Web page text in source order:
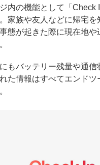
内の機能として「Check
家族や友人などに帰宅を
態が起きた際に現在地や
もバッテリー残量や通信
た情報はすべてエンドツ